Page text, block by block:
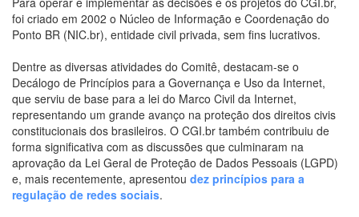
foi criado em 2002 o Núcleo de Informação e Coordenação do
Ponto BR (NIC.br), entidade civil privada, sem fins lucrativos.
Dentre as diversas atividades do Comitê, destacam-se o
Decálogo de Princípios para a Governança e Uso da Internet,
que serviu de base para a lei do Marco Civil da Internet,
representando um grande avanço na proteção dos direitos civis
constitucionais dos brasileiros. O CGI.br também contribuiu de
forma significativa com as discussões que culminaram na
aprovação da Lei Geral de Proteção de Dados Pessoais (LGPD)
e, mais recentemente, apresentou dez princípios para a
regulação de redes sociais.